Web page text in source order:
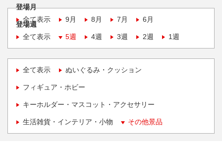
登場月
全て表示
9月 8月 7月 6月
登場週
全て表示
5週 4週 3週 2週 1週
全て表示 ぬいぐるみ・クッション
フィギュア・ホビー
キーホルダー・マスコット・アクセサリー
生活雑貨・インテリア・小物 その他景品